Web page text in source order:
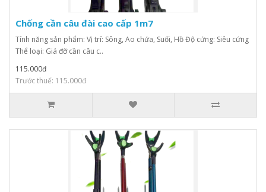
Chống cần câu đài cao cấp 1m7
Tính năng sản phẩm: Vị trí: Sông, Ao chứa, Suối, Hồ Độ cứng: Siêu cứng
Thể loại: Giá đỡ cần câu c..
115.000đ
Trước thuế: 115.000đ